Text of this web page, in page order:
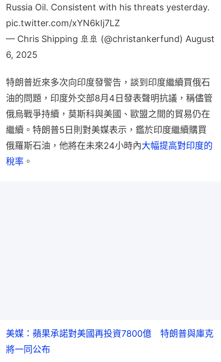
Russia Oil. Consistent with his threats yesterday.
pic.twitter.com/xYN6kIj7LZ
— Chris Shipping 🚢🚢 (@christankerfund) August
6, 2025
特朗普近來多次向印度發警告，談到印度繼續買俄石
油的問題，印度外交部8月4日發表聲明抗議，稱儘管
俄烏戰爭持續，莫斯科與美國、歐盟之間的貿易仍在
繼續。特朗普5日則對美媒表示，鑑於印度繼續購買
俄羅斯石油，他將在未來24小時內大幅提高對印度的
稅率 。
美媒：蘋果承諾對美國再投資7800億 特朗普與庫克
將一同公布